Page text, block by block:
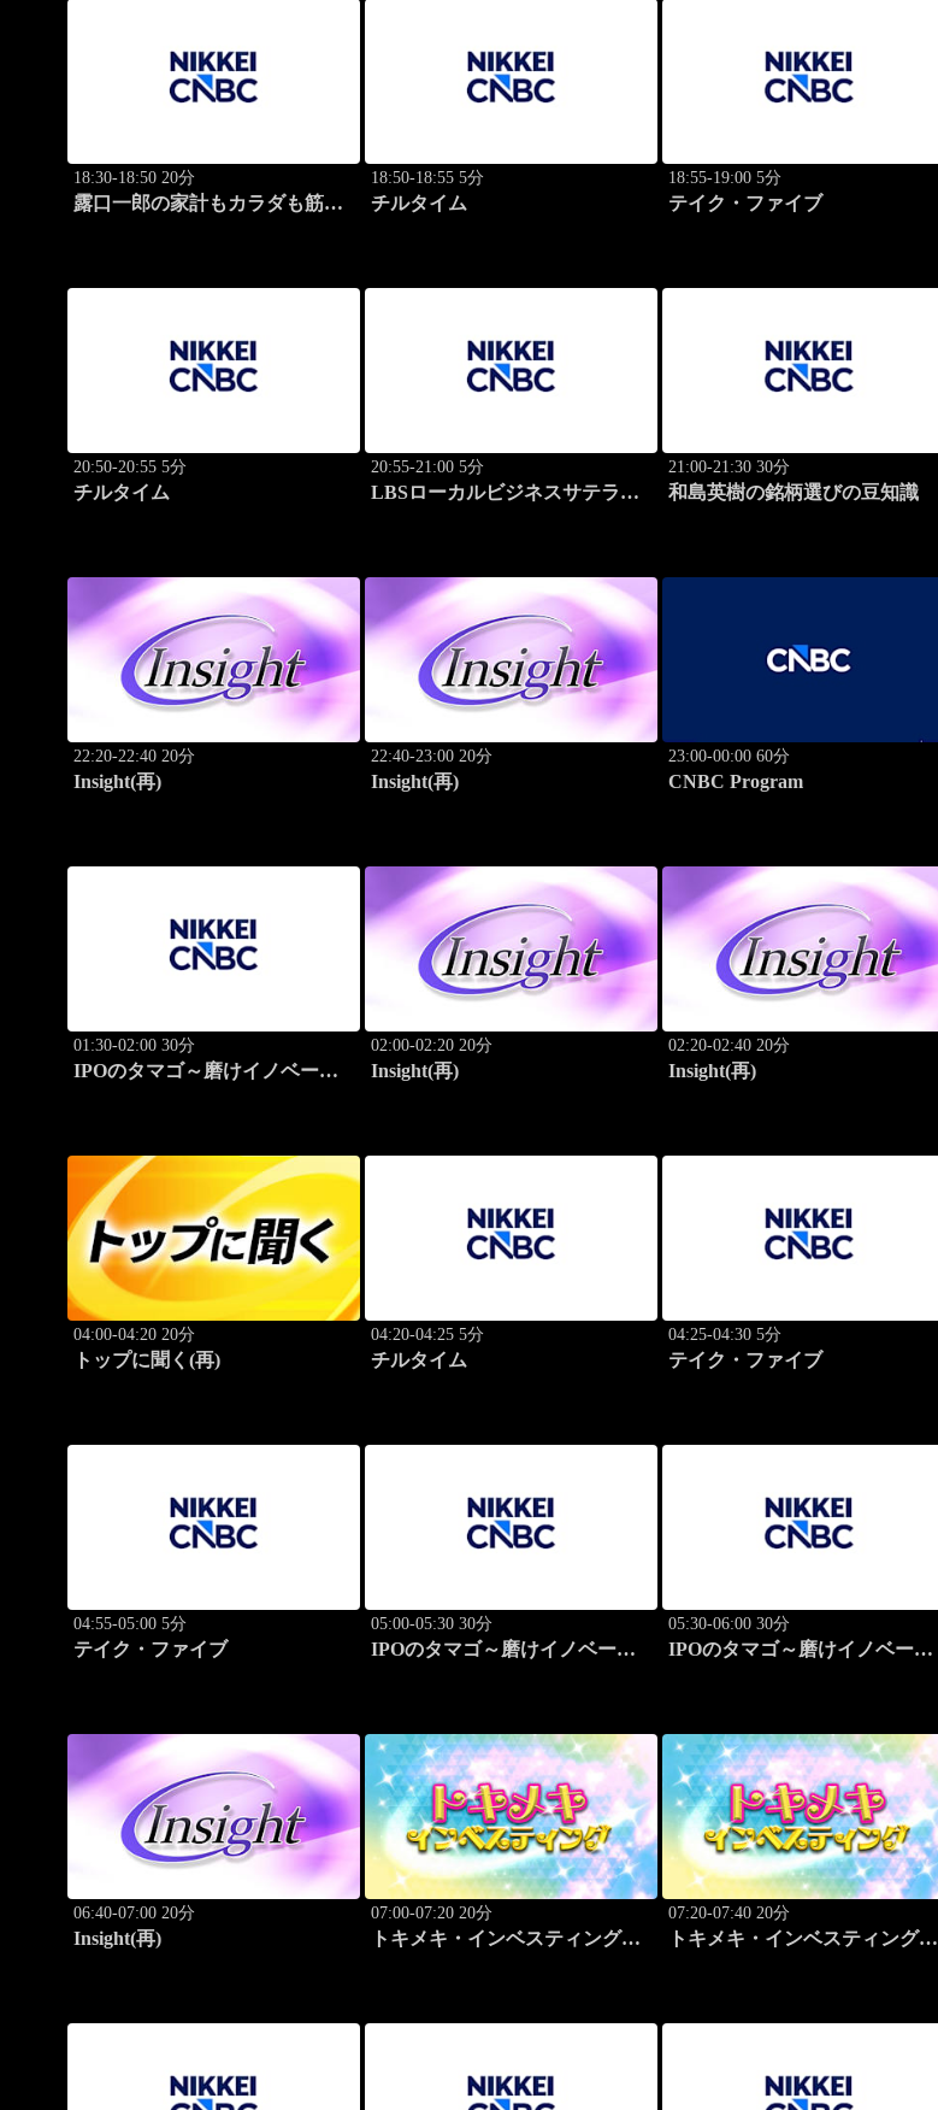
18:30-18:50 20分
露口一郎の家計もカラダも筋肉
18:50-18:55 5分
チルタイム
18:55-19:00 5分
テイク・ファイブ
20:50-20:55 5分
チルタイム
20:55-21:00 5分
LBSローカルビジネスサテライ
21:00-21:30 30分
和島英樹の銘柄選びの豆知識
22:20-22:40 20分
Insight(再)
22:40-23:00 20分
Insight(再)
23:00-00:00 60分
CNBC Program
01:30-02:00 30分
IPOのタマゴ～磨けイノベーシ
02:00-02:20 20分
Insight(再)
02:20-02:40 20分
Insight(再)
04:00-04:20 20分
トップに聞く(再)
04:20-04:25 5分
チルタイム
04:25-04:30 5分
テイク・ファイブ
04:55-05:00 5分
テイク・ファイブ
05:00-05:30 30分
IPOのタマゴ～磨けイノベーシ
05:30-06:00 30分
IPOのタマゴ～磨けイノベーシ
06:40-07:00 20分
Insight(再)
07:00-07:20 20分
トキメキ・インベスティング・
07:20-07:40 20分
トキメキ・インベスティング・